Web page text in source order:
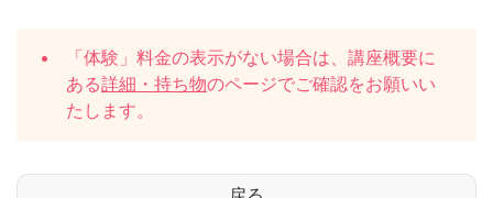
「体験」料金の表示がない場合は、講座概要に
ある詳細・持ち物のページでご確認をお願いい
たします。